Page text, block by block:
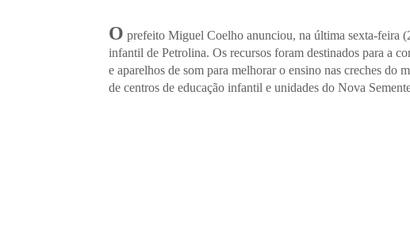
O prefeito Miguel Coelho anunciou, na última sexta-feira
infantil de Petrolina. Os recursos foram destinados para a
e aparelhos de som para melhorar o ensino nas creches do
de centros de educação infantil e unidades do Nova